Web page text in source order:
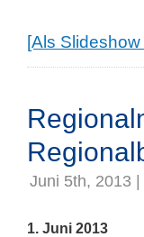
[Als
Juni 5th, 2013
1. Juni 2013